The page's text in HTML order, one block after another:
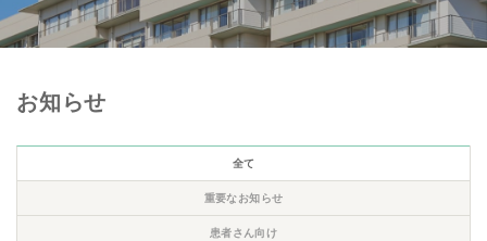
お知らせ
全て
重要なお知らせ
患者さん向け